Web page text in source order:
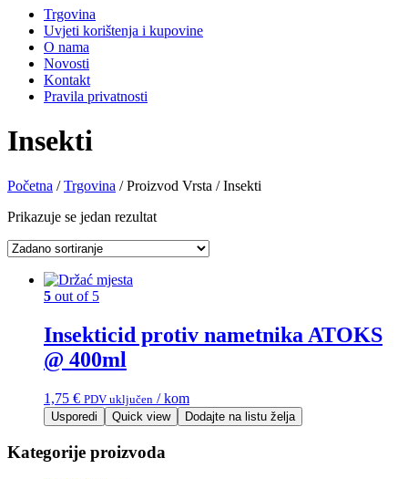
Trgovina
Uvjeti korištenja i kupovine
O nama
Novosti
Kontakt
Pravila privatnosti
Insekti
Početna /Trgovina / Proizvod Vrsta / Insekti
Prikazuje se jedan rezultat
5 out of 5
Insekticid protiv nametnika ATOKS
@ 400ml
1,75 € PDV uključen / kom
Usporedi Quick view Dodajte na listu želja
Kategorije proizvoda